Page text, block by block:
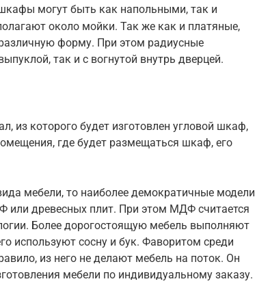
могут быть как напольными, так и
около мойки. Так же как и платяные,
форму. При этом радиусные
так и с вогнутой внутрь дверцей.
из которого будет изготовлен угловой шкаф,
где будет размещаться шкаф, его
мебели, то наиболее демократичные модели
древесных плит. При этом МДФ считается
Более дорогостоящую мебель выполняют
используют сосну и бук. Фаворитом среди
из него не делают мебель на поток. Он
мебели по индивидуальному заказу.